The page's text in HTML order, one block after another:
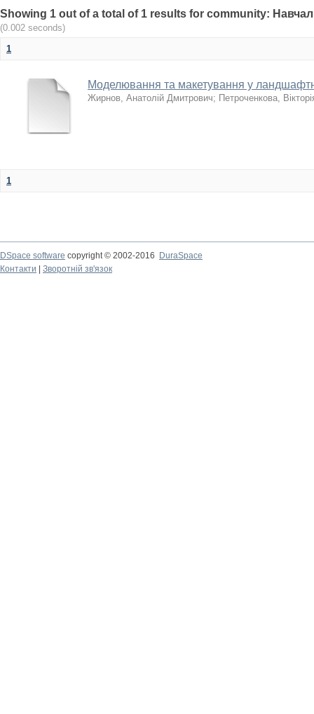
Showing 1 out of a total of 1 results for community:
(0.002 seconds)
1
Моделювання та макетування у
Жирнов, Анатолій Дмитрович; Петроченкова,
1
DSpace software copyright © 2002-2016
DuraSpace
Контакти
Зворотній зв'язок